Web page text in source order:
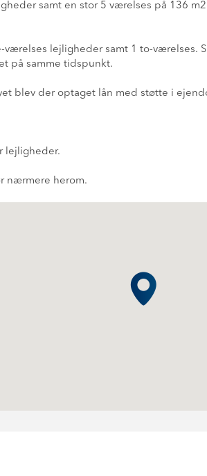
samt en stor 5 værelses på 136
lejligheder samt 1 to-værelses.
på samme tidspunkt.
blev der optaget lån med støtte i
lejligheder.
nærmere herom.